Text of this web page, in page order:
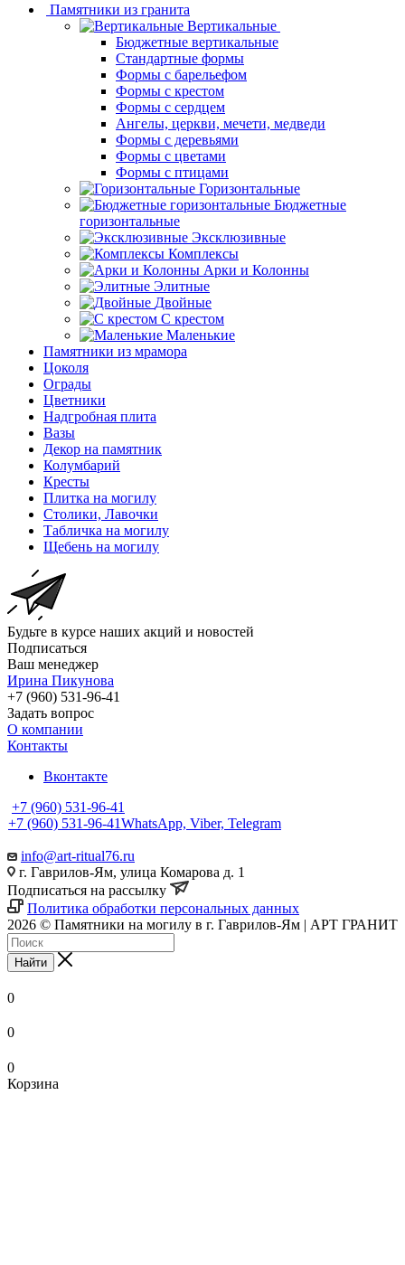
Памятники из гранита
Вертикальные
Бюджетные вертикальные
Стандартные формы
Формы с барельефом
Формы с крестом
Формы с сердцем
Ангелы, церкви, мечети, медведи
Формы с деревьями
Формы с цветами
Формы с птицами
Горизонтальные
Бюджетные
горизонтальные
Эксклюзивные
Комплексы
Арки и Колонны
Элитные
Двойные
С крестом
Маленькие
Памятники из мрамора
Цоколя
Ограды
Цветники
Надгробная плита
Вазы
Декор на памятник
Колумбарий
Кресты
Плитка на могилу
Столики, Лавочки
Табличка на могилу
Щебень на могилу
Будьте в курсе наших акций и новостей
Подписаться
Ваш менеджер
Ирина Пикунова
+7 (960) 531-96-41
Задать вопрос
О компании
Контакты
Вконтакте
+7 (960) 531-96-41
+7 (960) 531-96-41WhatsApp, Viber, Telegram
info@art-ritual76.ru
г. Гаврилов-Ям, улица Комарова д. 1
Подписаться на рассылку
Политика обработки персональных данных
2026 © Памятники на могилу в г. Гаврилов-Ям | АРТ ГРАНИТ
Найти
0
0
0
Корзина